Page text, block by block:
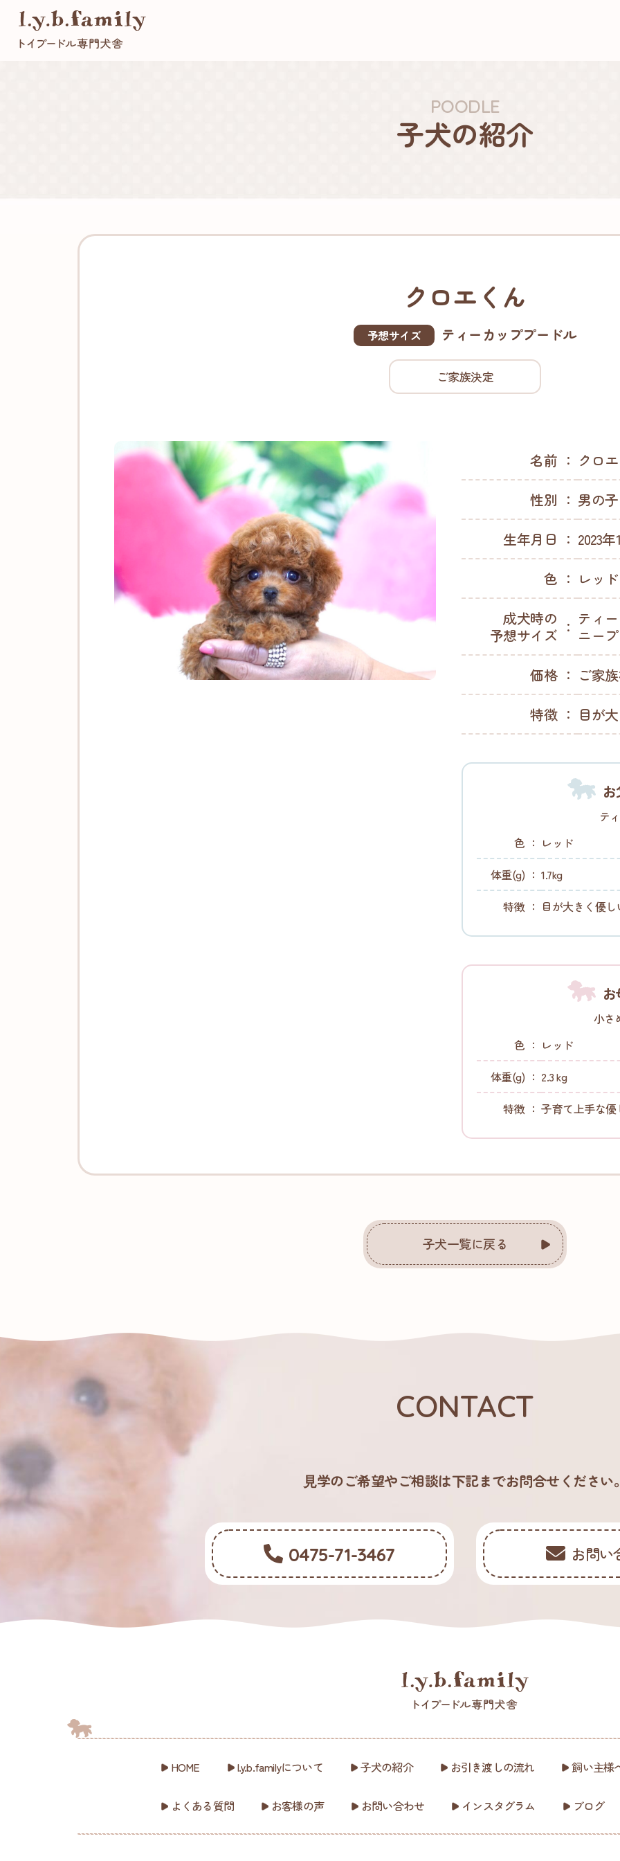
POODLE
子犬の紹介
クロエくん
予想サイズ ティーカッププードル
ご家族決定
名前
クロ
性別
男の子
生年月日
2023
色
レッド
成犬時の
予想サイズ
ティ
ニー
価格
ご家
特徴
目が
テ
色
レッド
体重(g)
1.7kg
特徴
目が大きく優
小さ
色
レッド
体重(g)
2.3 kg
特徴
子育て上手な
子犬一覧に戻る
CONTACT
⾒学のご希望やご相談は下記までお問合せください
0475-71-3467 お問い
HOME l.y.b.familyについて 子犬の紹介 お引き渡しの流れ 飼い主様
よくある質問 お客様の声 お問い合わせ インスタグラム ブログ